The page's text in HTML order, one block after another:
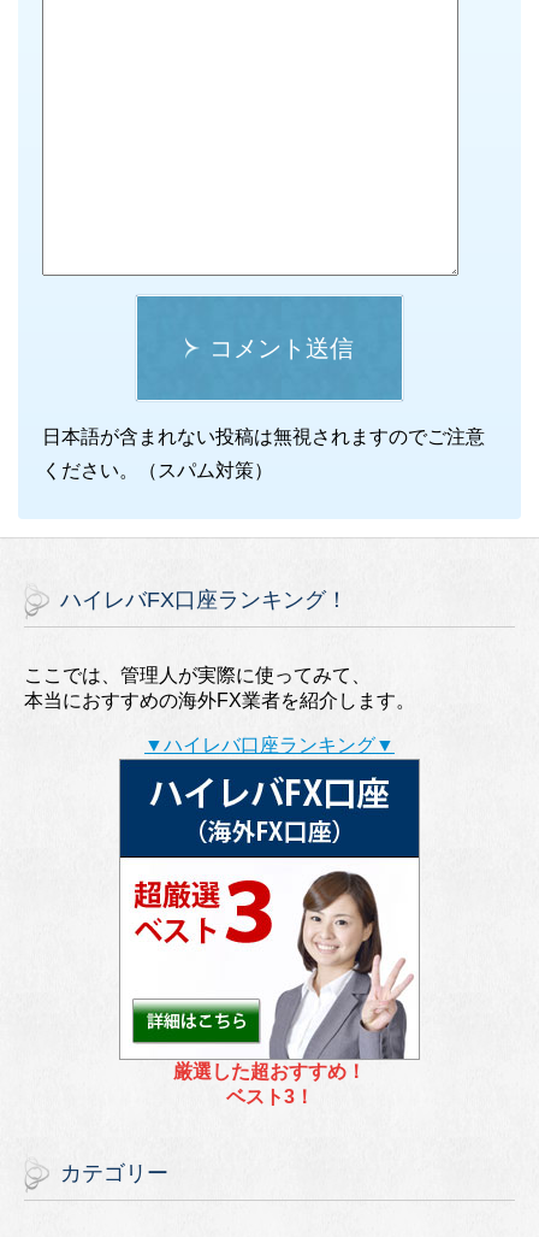
コメント送信
日本語が含まれない投稿は無視されますのでご注意
ください。（スパム対策）
ハイレバFX口座ランキング！
ここでは、管理人が実際に使ってみて、
本当におすすめの海外FX業者を紹介します。
▼ハイレバ口座ランキング▼
厳選した超おすすめ！
ベスト3！
カテゴリー